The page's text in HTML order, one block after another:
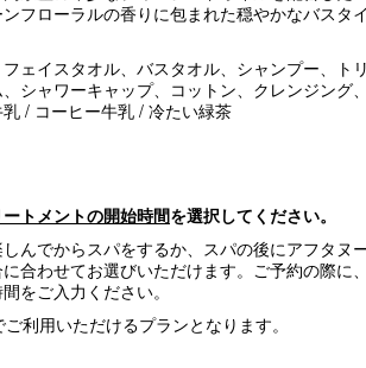
フローラルの香りに包まれた穏やかなバスタ
フェイスタオル、バスタオル、シャンプー、ト
シャワーキャップ、コットン、クレンジング
/ コーヒー牛乳 / 冷たい緑茶
トメントの開始時間を選択してください。
んでからスパをするか、スパの後にアフタヌ
合わせてお選びいただけます。ご予約の際に
をご入力ください。
利用いただけるプランとなります。